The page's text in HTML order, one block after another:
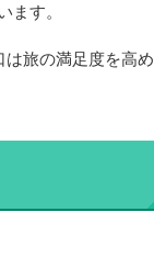
す。
旅の満足度を高め